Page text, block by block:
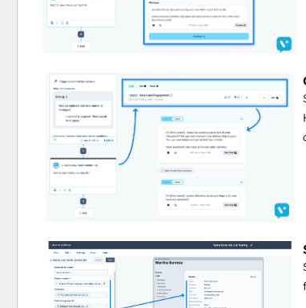
Skræddersy beskeder til steder og
Udnyt franchise-centrerede analyser
Find ud af, hvad der virker på makro- og
Standardiser succes på tværs af
Få værdifuld indsigt i kampagnens
Beskyt brandets stemme og
Støt franchisetagere, mens du håndhæver